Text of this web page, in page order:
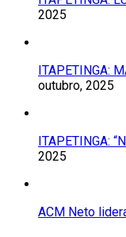
2025
ITAPETINGA:
outubro, 2025
ITAPETINGA:
2025
ACM Neto